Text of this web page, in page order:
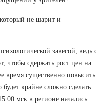
не шарит и
завесой, ведь с
чтобы сдержать рост цен на
время существенно повысить
крайне сложно сделать
мск в регионе начались